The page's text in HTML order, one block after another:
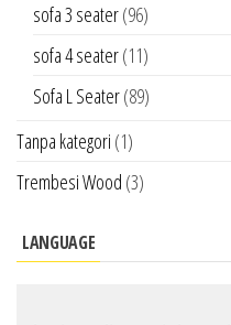
sofa 3 seater(96)
sofa 4 seater(11)
Sofa L Seater(89)
Tanpa kategori (1)
Trembesi Wood (3)
LANGUAGE